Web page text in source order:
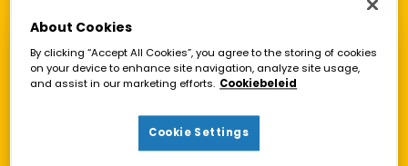
Vind een Kentekenloket in de buurt!
Toon alleen geopende loketten
About Cookies
By clicking “Accept All Cookies”, you agree to the storing of cookies
on your device to enhance site navigation, analyze site usage,
and assist in our marketing efforts. Cookiebeleid
Cookie Settings